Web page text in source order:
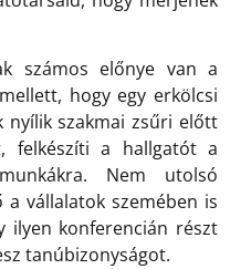
számos előnye van a
hogy egy erkölcsi
nyílik szakmai zsűri előtt
felkészíti a hallgatót a
Nem utolsó
vállalatok szemében is
ilyen konferencián részt
tanúbizonyságot.